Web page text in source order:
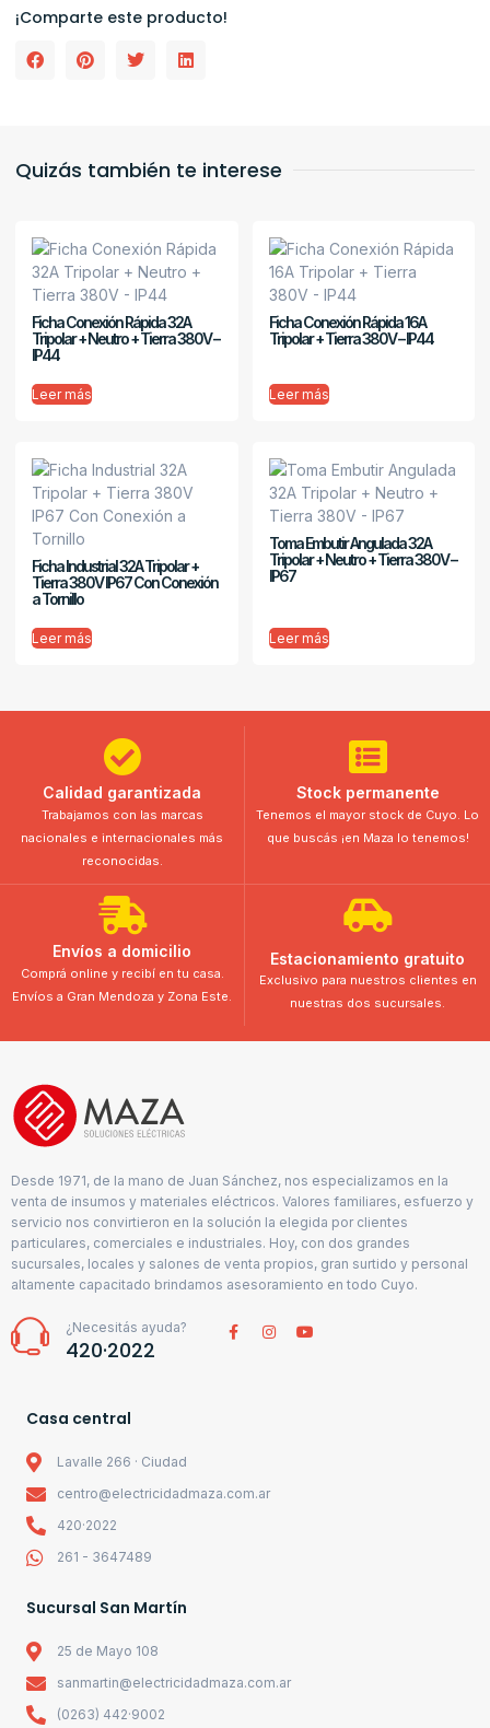
¡Comparte este producto!
Quizás también te interese
Ficha Conexión Rápida 32A
Tripolar + Neutro + Tierra 380V –
IP44
Leer más
Ficha Conexión Rápida 16A
Tripolar + Tierra 380V – IP44
Leer más
Ficha Industrial 32A Tripolar +
Tierra 380V IP67 Con Conexión
a Tornillo
Leer más
Toma Embutir Angulada 32A
Tripolar + Neutro + Tierra 380V –
IP67
Leer más
Calidad garantizada
Trabajamos con las marcas
nacionales e internacionales más
reconocidas.
Stock permanente
Tenemos el mayor stock de Cuyo. Lo
que buscás ¡en Maza lo tenemos!
Envíos a domicilio
Comprá online y recibí en tu casa.
Envíos a Gran Mendoza y Zona Este.
Estacionamiento gratuito
Exclusivo para nuestros clientes en
nuestras dos sucursales.
Desde 1971, de la mano de Juan Sánchez, nos especializamos en la
venta de insumos y materiales eléctricos. Valores familiares, esfuerzo y
servicio nos convirtieron en la solución la elegida por clientes
particulares, comerciales e industriales. Hoy, con dos grandes
sucursales, locales y salones de venta propios, gran surtido y personal
altamente capacitado brindamos asesoramiento en todo Cuyo.
¿Necesitás ayuda?
420·2022
Casa central
Lavalle 266 · Ciudad
centro@electricidadmaza.com.ar
420·2022
261 - 3647489
Sucursal San Martín
25 de Mayo 108
sanmartin@electricidadmaza.com.ar
(0263) 442·9002